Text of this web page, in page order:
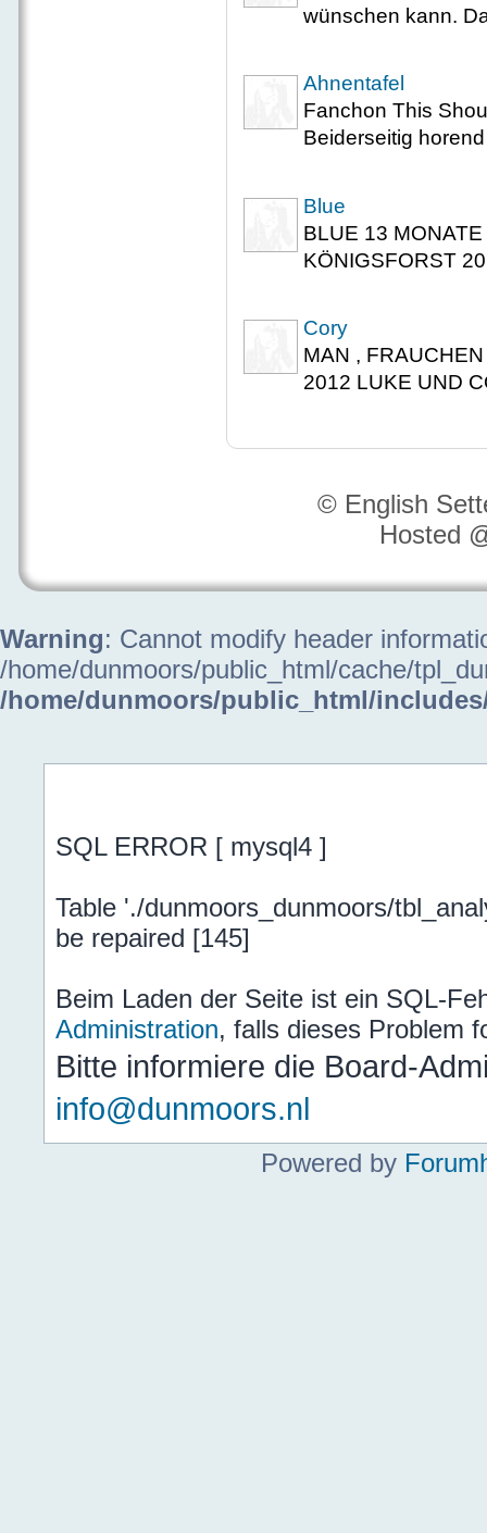
wünschen kann.
Ahnentafel
Fanchon This
Beiderseitig
Blue
BLUE 13
KÖNIGSFORST
Cory
MAN ,
2012 LUKE UND
© English
Hosted
Warning: Cannot modify header
/home/dunmoors/public_html/cache/
/home/dunmoors/public_html/
SQL ERROR [ mysql4 ]
Table './dunmoors_dunmoors/
be repaired [145]
Beim Laden der Seite ist ein SQL-
Administration, falls dieses Problem
Bitte informiere die Board-
info@dunmoors.nl
Powered by